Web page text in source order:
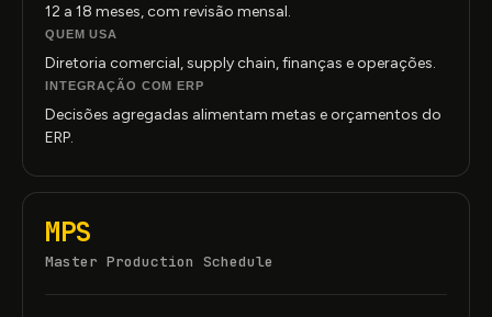
12 a 18 meses, com revisão mensal.
QUEM USA
Diretoria comercial, supply chain, finanças e operações.
INTEGRAÇÃO COM ERP
Decisões agregadas alimentam metas e orçamentos do
ERP.
MPS
Master Production Schedule